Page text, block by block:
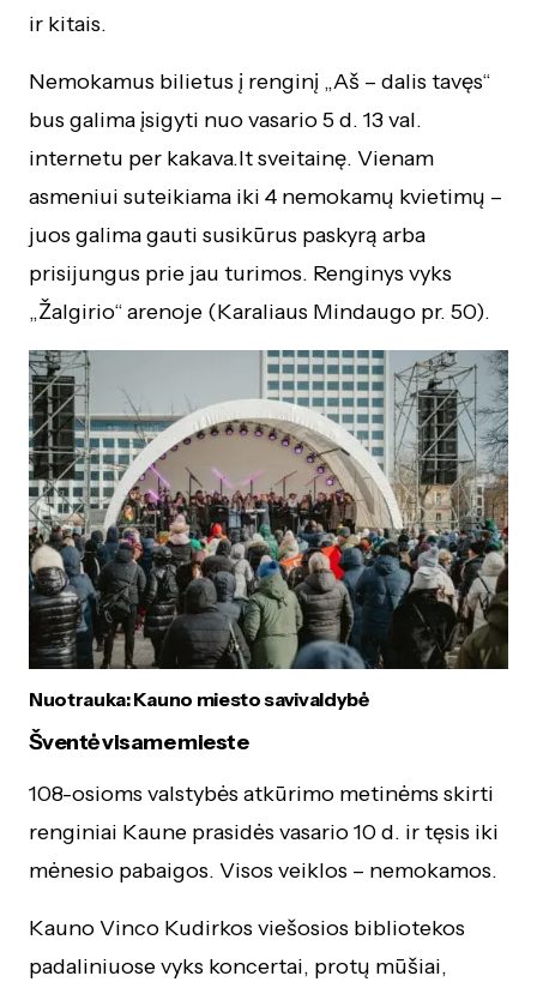
ir kitais.
Nemokamus bilietus į renginį „Aš – dalis tavęs“
bus galima įsigyti nuo vasario 5 d. 13 val.
internetu per kakava.lt sveitainę. Vienam
asmeniui suteikiama iki 4 nemokamų kvietimų –
juos galima gauti susikūrus paskyrą arba
prisijungus prie jau turimos. Renginys vyks
„Žalgirio“ arenoje (Karaliaus Mindaugo pr. 50).
Nuotrauka: Kauno miesto savivaldybė
Šventė visame mieste
108-osioms valstybės atkūrimo metinėms skirti
renginiai Kaune prasidės vasario 10 d. ir tęsis iki
mėnesio pabaigos. Visos veiklos – nemokamos.
Kauno Vinco Kudirkos viešosios bibliotekos
padaliniuose vyks koncertai, protų mūšiai,